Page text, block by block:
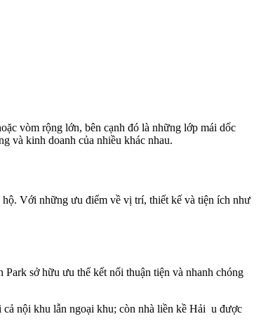
vòm rộng lớn, bên cạnh đó là những lớp mái dốc
và kinh doanh của nhiều khác nhau.
Với những ưu điểm về vị trí, thiết kế và tiện ích như
sở hữu ưu thế kết nối thuận tiện và nhanh chóng
cả nội khu lẫn ngoại khu; còn nhà liền kề Hải u được